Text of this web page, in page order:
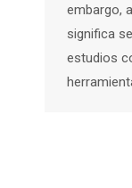
embargo,
significa
estudios